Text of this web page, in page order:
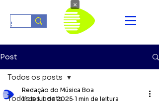
Post
Todos os posts
Todos os posts
Redação do Música Boa
11 de jul. de 2025 1 min de leitura
×